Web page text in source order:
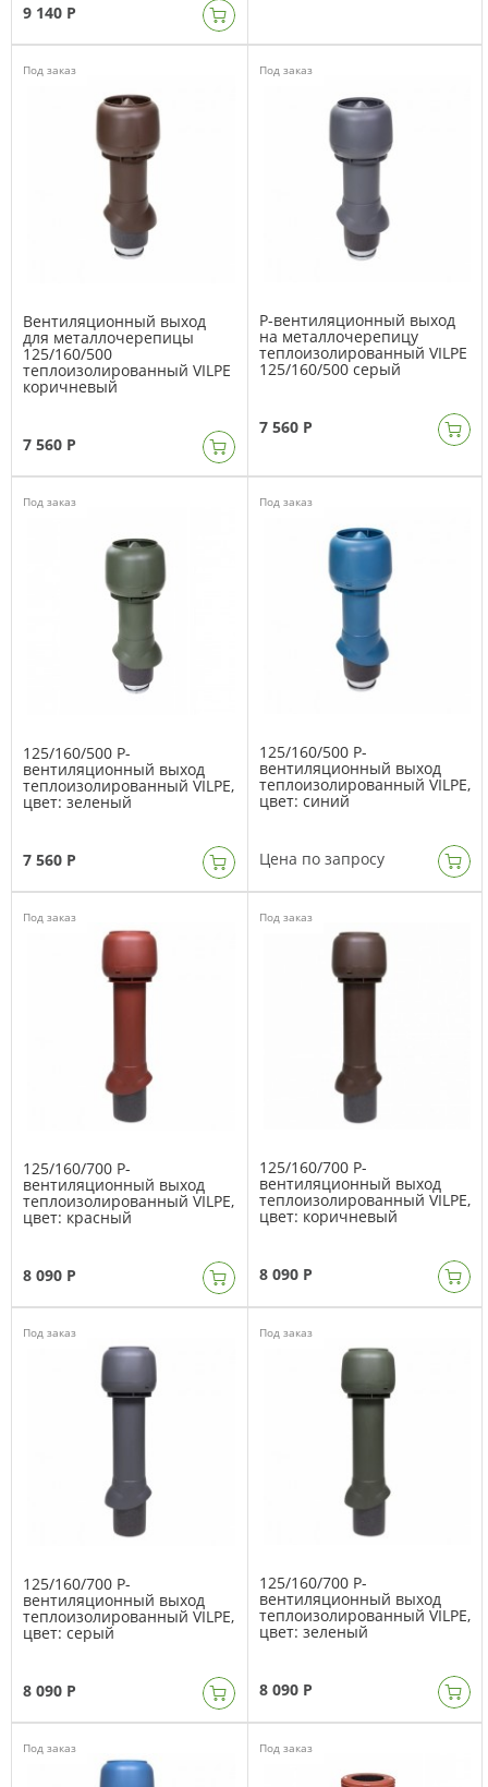
9 140 Р
Под заказ
Вентиляционный выход
для металлочерепицы
125/160/500
теплоизолированный VILPE
коричневый
7 560 Р
Под заказ
P-вентиляционный выход
на металлочерепицу
теплоизолированный VILPE
125/160/500 серый
7 560 Р
Под заказ
125/160/500 P-
вентиляционный выход
теплоизолированный VILPE,
цвет: зеленый
7 560 Р
Под заказ
125/160/500 P-
вентиляционный выход
теплоизолированный VILPE,
цвет: синий
Цена по запросу
Под заказ
125/160/700 P-
вентиляционный выход
теплоизолированный VILPE,
цвет: красный
8 090 Р
Под заказ
125/160/700 P-
вентиляционный выход
теплоизолированный VILPE,
цвет: коричневый
8 090 Р
Под заказ
125/160/700 P-
вентиляционный выход
теплоизолированный VILPE,
цвет: серый
8 090 Р
Под заказ
125/160/700 P-
вентиляционный выход
теплоизолированный VILPE,
цвет: зеленый
8 090 Р
Под заказ Под заказ